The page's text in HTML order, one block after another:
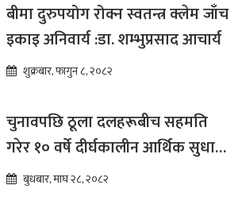
बीमा दुरुपयोग रोक्न स्वतन्त्र क्लेम जाँच
इकाइ अनिवार्य :डा. शम्भुप्रसाद आचार्य
शुक्रबार, फागुन ८, २०८२
चुनावपछि ठूला दलहरूबीच सहमति
गरेर १० वर्षे दीर्घकालीन आर्थिक सुधार
कार्यक्रम ल्याउनुपर्छ : हेमराज ढकाल
बुधबार, माघ २८, २०८२